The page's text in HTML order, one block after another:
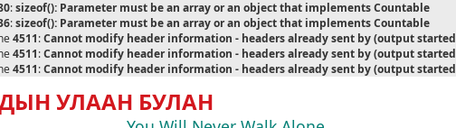
:sizeof(): Parameter must be an array or an object that implements Countable
:sizeof(): Parameter must be an array or an object that implements Countable
4511:Cannot modify header information - headers already sent by (output
4511:Cannot modify header information - headers already sent by (output
4511:Cannot modify header information - headers already sent by (output
УЛААН БУЛАН